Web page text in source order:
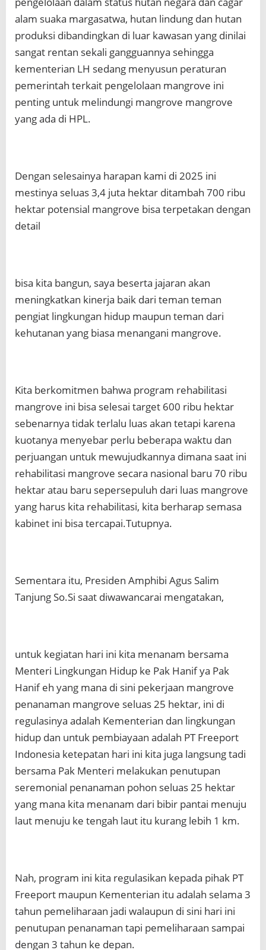
alam suaka margasatwa, hutan lindung dan hutan
produksi dibandingkan di luar kawasan yang dinilai
sangat rentan sekali gangguannya sehingga
kementerian LH sedang menyusun peraturan
pemerintah terkait pengelolaan mangrove ini
penting untuk melindungi mangrove mangrove
yang ada di HPL.
Dengan selesainya harapan kami di 2025 ini
mestinya seluas 3,4 juta hektar ditambah 700 ribu
hektar potensial mangrove bisa terpetakan dengan
detail
bisa kita bangun, saya beserta jajaran akan
meningkatkan kinerja baik dari teman teman
pengiat lingkungan hidup maupun teman dari
kehutanan yang biasa menangani mangrove.
Kita berkomitmen bahwa program rehabilitasi
mangrove ini bisa selesai target 600 ribu hektar
sebenarnya tidak terlalu luas akan tetapi karena
kuotanya menyebar perlu beberapa waktu dan
perjuangan untuk mewujudkannya dimana saat ini
rehabilitasi mangrove secara nasional baru 70 ribu
hektar atau baru sepersepuluh dari luas mangrove
yang harus kita rehabilitasi, kita berharap semasa
kabinet ini bisa tercapai.Tutupnya.
Sementara itu, Presiden Amphibi Agus Salim
Tanjung So.Si saat diwawancarai mengatakan,
untuk kegiatan hari ini kita menanam bersama
Menteri Lingkungan Hidup ke Pak Hanif ya Pak
Hanif eh yang mana di sini pekerjaan mangrove
penanaman mangrove seluas 25 hektar, ini di
regulasinya adalah Kementerian dan lingkungan
hidup dan untuk pembiayaan adalah PT Freeport
Indonesia ketepatan hari ini kita juga langsung tadi
bersama Pak Menteri melakukan penutupan
seremonial penanaman pohon seluas 25 hektar
yang mana kita menanam dari bibir pantai menuju
laut menuju ke tengah laut itu kurang lebih 1 km.
Nah, program ini kita regulasikan kepada pihak PT
Freeport maupun Kementerian itu adalah selama 3
tahun pemeliharaan jadi walaupun di sini hari ini
penutupan penanaman tapi pemeliharaan sampai
dengan 3 tahun ke depan.